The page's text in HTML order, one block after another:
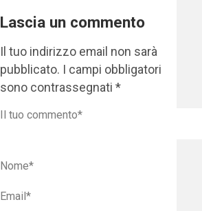
Lascia un commento
Il tuo indirizzo email non sarà
pubblicato. I campi obbligatori
sono contrassegnati*